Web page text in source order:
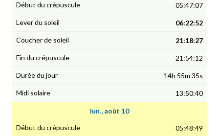
05:47:07
06:22:52
21:18:27
21:54:12
14h 55m 35s
13:50:40
lun., août 10
05:48:49